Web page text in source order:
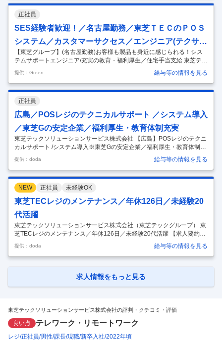
とする全国チェーンの大型案件プロジェクトへ参画 保守要件定義、体制
設計・構築から展開対応をプロジェクト単位で担当。 ・店舗内の構成機
器やシステム等店舗丸ごとテクニカルサポート。 ・東芝テック営業担当
と協力したソリューション提案。 ＜保守要件定義・設計・構築＞ プロ…
正社員
SES経験者歓迎！／名古屋勤務／東芝ＴＥＣのＰＯＳ
システム／カスタマーサクセス／エンジニア(テクサ
ポ・導入SE)
【東芝グループ】(名古屋勤務)お客様も製品も身近に感じられる！シス
テムサポートエンジニア/充実の教育・福利厚生／住宅手当支給 東芝テッ
クソリューションサービス株式会社 - トップシェアの店舗システムを支
え続ける東芝グループ会社 仕事内容 ～お買い物の当たり前を支え、お客
様も製品も身近に感じられる～ ・お客様が使用するPOSシステムおよび
構成機器の死活監視・問い合わせ対応・リモートでの障害対応。 ・東芝
テック営業担当と協力したソリューション提案。 ～時差勤務でメリハリ
のある働き方が可能～ ・店舗システムの導入コントロール ・店舗システ
ムやネットワーク関連のテクニカルサポート（ヘルプデスク） ・オ…
提供：Green 給与等の情報を見る
正社員
広島／POSレジのテクニカルサポート ／システム導入
／東芝Gの安定企業／福利厚生・教育体制充実
東芝テックソリューションサービス株式会社 【広島】POSレジのテクニ
カルサポート /システム導入※東芝Gの安定企業／福利厚生・教育体制充
実 【仕事内容】 【広島】POSレジのテクニカルサポート /システム導入
※東芝Gの安定企業／福利厚生・教育体制充実 【具体的な仕事内容】 ★
東芝グループ充実の福利厚生/住宅補助あり/教育・研修体制充実/平均勤
続年数20年以上/POSレジ業界シェアNo1★ ≪当社について≫ 当社は東
芝テックの完全子会社として、1973年設立以来、POSシステムやデジタ
ル複合機の導入から保守・運用まで全国120拠点でトータルサポート。
安心の技術力でお客様の店舗・オフィスを支え続け…
提供：doda 給与等の情報を見る
NEW 正社員 未経験OK
東芝TECレジのメンテナンス／年休126日／未経験20
代活躍
東芝テックソリューションサービス株式会社（東芝テックグループ） 東
芝TECレジのメンテナンス／年休126日／未経験20代活躍 【求人要約】
プライム市場上場★東芝テックグループの安定感◎ 未経験歓迎★3カ月
育成で一生モノの技術が身につく 働きやすさ★年休126日・住宅補助・
賞与4カ月以上 【仕事内容】 【国内シェアトップクラス！】POSシステ
的な仕事内容】 ＜Pick upタブもぜひご覧ください！＞ 国内シェアNo.1
提供：doda 給与等の情報を見る
求人情報をもっと見る
東芝テックソリューションサービス株式会社の評判・クチコミ・評価
良い点 テレワーク・リモートワーク
レジ 正社員 男性 課長 現職 新卒入社 2022年頃